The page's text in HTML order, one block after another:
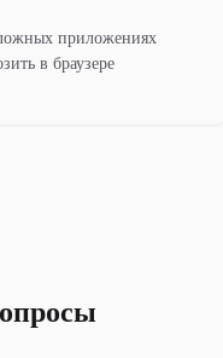
приложениях
в браузере